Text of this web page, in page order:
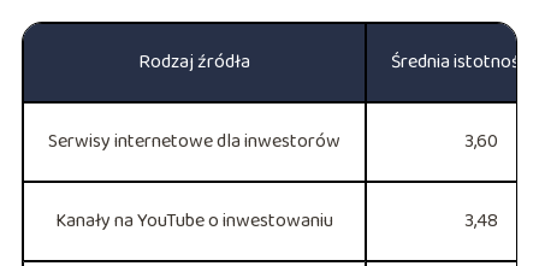
Rodzaj źródła Średnia istotność
Serwisy internetowe dla inwestorów 3,60
Kanały na YouTube o inwestowaniu 3,48